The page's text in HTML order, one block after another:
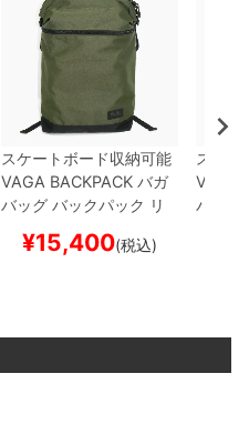
スケートボード収納可能
VAGA BACKPACK バガ
バッグ バックパック リ
K OLIVEスケートボード
¥15,400(税込)
スケー
VAGA
バッグ